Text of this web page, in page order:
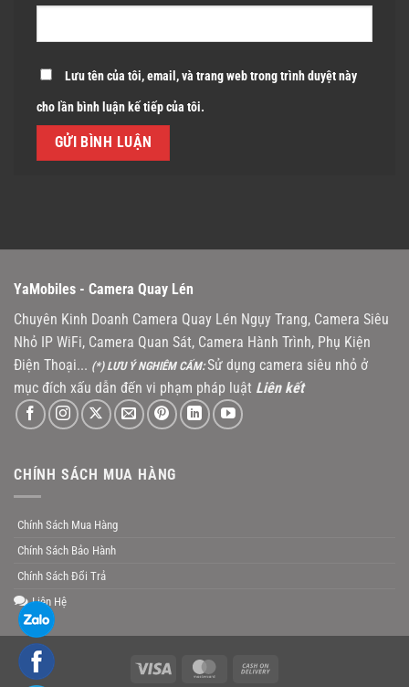
Lưu tên của tôi, email, và trang web trong trình duyệt này
cho lần bình luận kế tiếp của tôi.
YaMobiles - Camera Quay Lén
Chuyên Kinh Doanh Camera Quay Lén Ngụy Trang, Camera Siêu
Nhỏ IP WiFi, Camera Quan Sát, Camera Hành Trình, Phụ Kiện
Điện Thoại... (*) LƯU Ý NGHIÊM CẤM:Sử dụng camera siêu nhỏ ở
mục đích xấu dẫn đến vi phạm pháp luật Liên kết
CHÍNH SÁCH MUA HÀNG
Chính Sách Mua Hàng
Chính Sách Bảo Hành
Chính Sách Đổi Trả
Liên Hệ
MasterCard